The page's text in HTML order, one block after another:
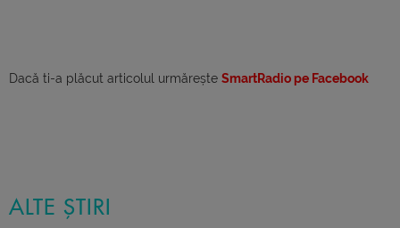
Dacă ti-a plăcut articolul urmărește SmartRadio pe Facebook
ALTE ȘTIRI